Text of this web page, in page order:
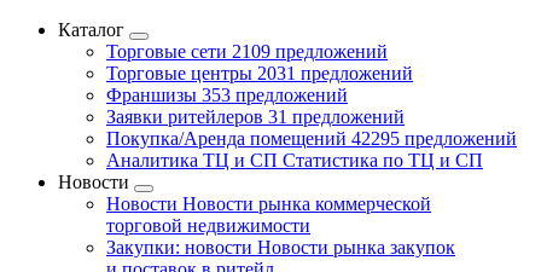
Каталог
Торговые сети 2109 предложений
Торговые центры 2031 предложений
Франшизы 353 предложений
Заявки ритейлеров 31 предложений
Покупка/Аренда помещений 42295 предложений
Аналитика ТЦ и СП Статистика по ТЦ и СП
Новости
Новости Новости рынка коммерческой
торговой недвижимости
Закупки: новости Новости рынка закупок